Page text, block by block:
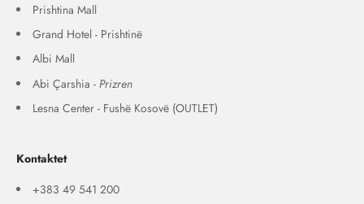
Prishtina Mall
Grand Hotel - Prishtinë
Albi Mall
Abi Çarshia - Prizren
Lesna Center - Fushë Kosovë (OUTLET)
Kontaktet
+383 49 541 200